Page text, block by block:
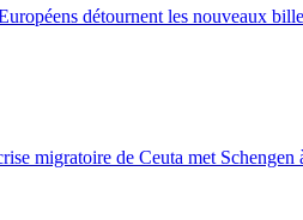
détournent les nouveaux
migratoire de Ceuta met Schengen